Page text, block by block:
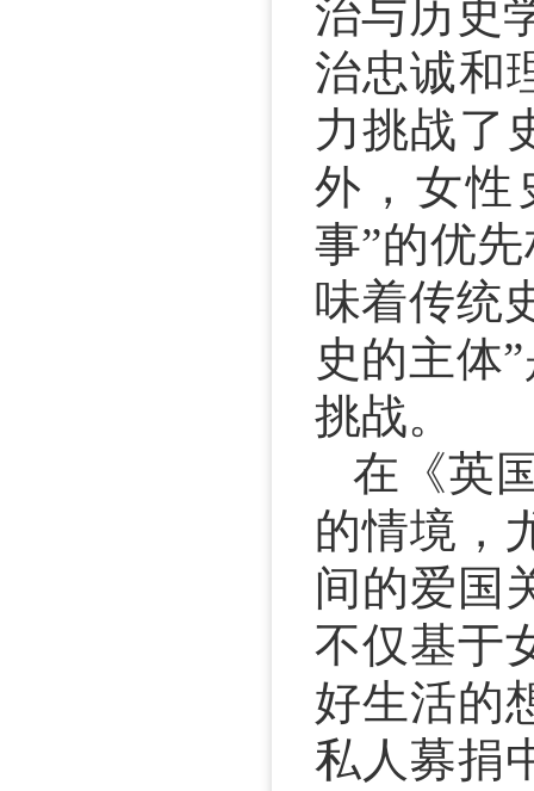
治与历史
治忠诚和
力挑战了
外，女性
事”的优
味着传统
史的主体
挑战。
在《英
的情境，
间的爱国
不仅基于
好生活的
私人募捐